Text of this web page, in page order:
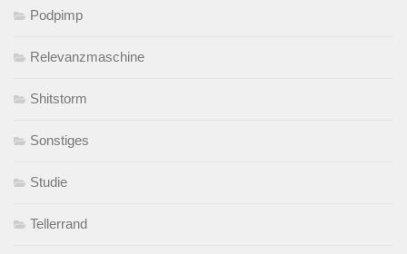
Podpimp
Relevanzmaschine
Shitstorm
Sonstiges
Studie
Tellerrand